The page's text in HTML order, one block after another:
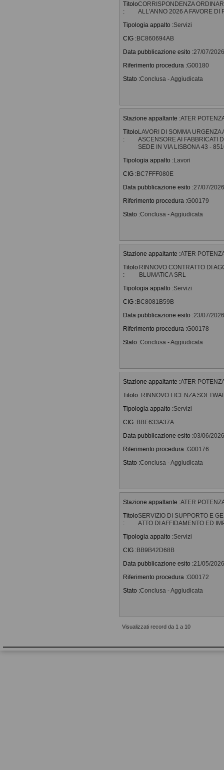
Titolo
:
CORRISPONDENZA
ALL'ANNO 2026 A FAVORE DI
Tipologia appalto :Servizi
CIG :BC860694AB
Data pubblicazione esito :27/07/2026
Riferimento procedura :G00180
Stato :Conclusa - Aggiudicata
Stazione appaltante :ATER
Titolo
:
LAVORI DI SOMMA
ASCENSORE AI FABBRICATI
SEDE IN VIA LISBONA 43 -
Tipologia appalto :Lavori
CIG :BC7FFF080E
Data pubblicazione esito :27/07/2026
Riferimento procedura :G00179
Stato :Conclusa - Aggiudicata
Stazione appaltante :ATER
Titolo
:
RINNOVO CONTRATTO DI
BLUMATICA SRL
Tipologia appalto :Servizi
CIG :BC8081B59B
Data pubblicazione esito :23/07/2026
Riferimento procedura :G00178
Stato :Conclusa - Aggiudicata
Stazione appaltante :ATER
Titolo :RINNOVO LICENZA
Tipologia appalto :Servizi
CIG :BBE633A37A
Data pubblicazione esito :03/06/2026
Riferimento procedura :G00176
Stato :Conclusa - Aggiudicata
Stazione appaltante :ATER
Titolo
:
SERVIZIO DI SUPPORTO E
ATTO DI AFFIDAMENTO ED
Tipologia appalto :Servizi
CIG :BB9B42D68B
Data pubblicazione esito :21/05/2026
Riferimento procedura :G00172
Stato :Conclusa - Aggiudicata
Visualizzati record da 1 a 10